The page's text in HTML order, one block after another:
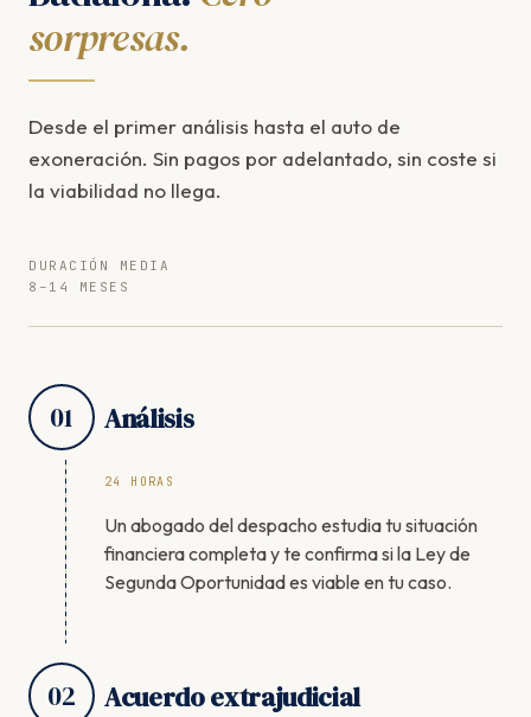
sorpresas.
Desde el primer análisis hasta el auto de
exoneración. Sin pagos por adelantado, sin coste si
la viabilidad no llega.
DURACIÓN MEDIA
8–14 MESES
01 Análisis
24 HORAS
Un abogado del despacho estudia tu situación
financiera completa y te confirma si la Ley de
Segunda Oportunidad es viable en tu caso.
02 Acuerdo extrajudicial